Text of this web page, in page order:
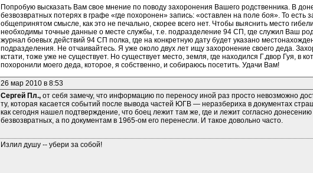
Попробую высказать Вам свое мнение по поводу захоронения Вашего родственника. В
безвозвратных потерях в графе «где похоронен» запись: «оставлен на поле боя». То есть
общепринятом смысле, как это не печально, скорее всего нет. Чтобы выяснить место
необходимы точные данные о месте службы, т.е. подразделение 94 СП, где служил Ваш
журнал боевых действий 94 СП полка, где на конкретную дату будет указано
подразделения. Не отчаивайтесь. Я уже около двух лет ищу захоронение своего деда.
кстати, тоже уже не существует. Но существует место, земля, где находился Г.двор Гуя, в
похоронили моего деда, которое, я собственно, и собираюсь посетить. Удачи Вам!
26 мар 2010 в 8:53
Сергей Пл., от себя замечу, что информацию по переносу иной раз просто невозможно
ту, которая касается событий после вывода частей ЮГВ — неразбериха в документах
как сегодня нашел подтверждение, что боец лежит там же, где и лежит согласно донесению
безвозвратных, а по документам в 1965-ом его перенесли. И такое довольно часто.
Излил душу -- убери за собой!